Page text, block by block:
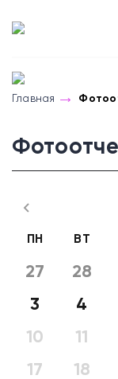
Главная
ПН ВТ
27 28
3
4
10
11
17
18